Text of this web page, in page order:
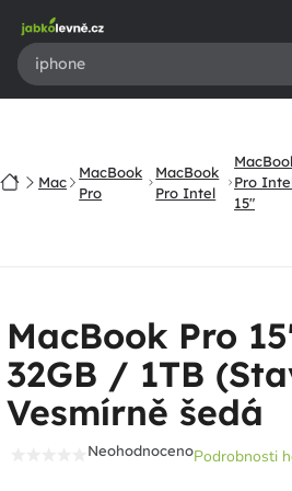
obsah
DomůMac
MacBook
Pro
MacBook
Pro Intel
Pro
15"
MacBook Pro
32GB / 1TB
Vesmírně šedá
NeohodnocenoPodrobnosti